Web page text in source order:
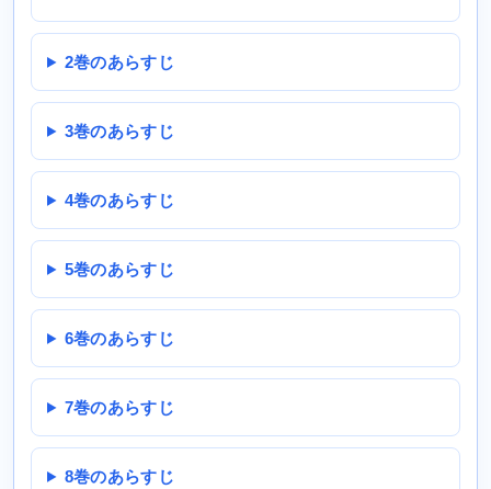
2巻のあらすじ
3巻のあらすじ
4巻のあらすじ
5巻のあらすじ
6巻のあらすじ
7巻のあらすじ
8巻のあらすじ